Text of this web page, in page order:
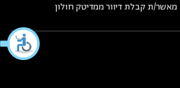
מאשר/ת קבלת דיוור ממדיטק חולון